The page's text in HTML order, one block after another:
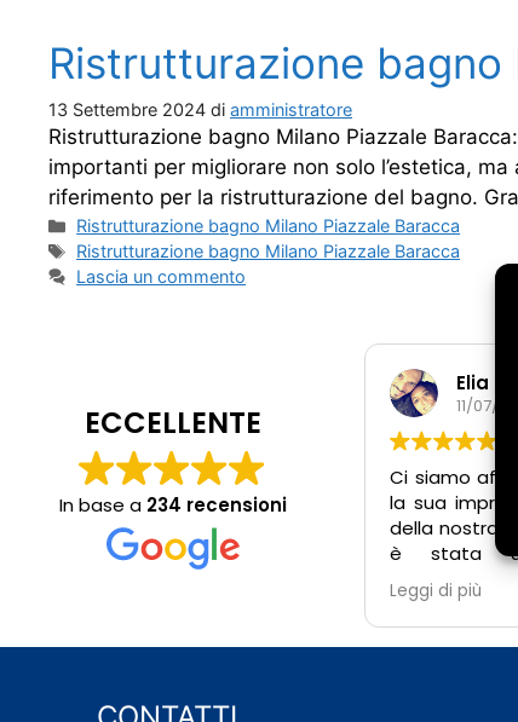
Ristrutturazione bagno
13 Settembre 2024 di amministratore
Ristrutturazione bagno Milano Piazzale
importanti per migliorare non solo l’estetica,
riferimento per la ristrutturazione del bagno.
Categorie
Ristrutturazione bagno Milano Piazzale Baracca
Tag
Ristrutturazione bagno Milano Piazzale Baracca
Lascia un commento
ECCELLENTE
In base a 234 recensioni
Elia e
11/07/
Ci siamo
la sua
della nostra
è stata
positiva.
pronto a
lavoro, e
Leggi di più